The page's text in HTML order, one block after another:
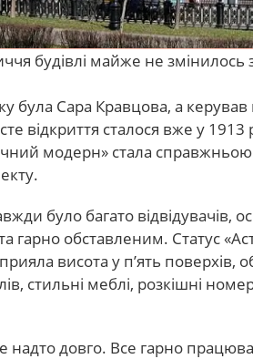
будівлі майже не змінилось
була Сара Кравцова, а керував
відкриття сталося вже у 1913
модерн» стала
було багато відвідувачів,
обставленим. Статус
висота у п’ять поверхів,
стильні меблі, розкішні
надто довго. Все гарно